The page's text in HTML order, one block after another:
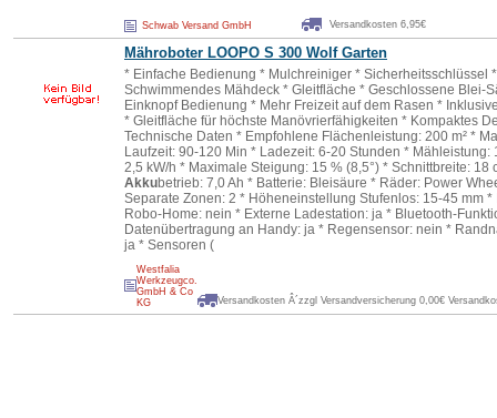
Schwab Versand GmbH Versandkosten 6,95€
Mähroboter LOOPO S 300 Wolf Garten
* Einfache Bedienung * Mulchreiniger * Sicherheitsschlüssel
Schwimmendes Mähdeck * Gleitfläche * Geschlossene Blei-
Einknopf Bedienung * Mehr Freizeit auf dem Rasen *
* Gleitfläche für höchste Manövrierfähigkeiten * Kompaktes
Technische Daten * Empfohlene Flächenleistung: 200 m² *
Laufzeit: 90-120 Min * Ladezeit: 6-20 Stunden * Mähleistung:
2,5 kW/h * Maximale Steigung: 15 % (8,5°) * Schnittbreite: 18
Akkubetrieb: 7,0 Ah * Batterie: Bleisäure * Räder: Power
Separate Zonen: 2 * Höheneinstellung Stufenlos: 15-45 mm
Robo-Home: nein * Externe Ladestation: ja * Bluetooth-
Datenübertragung an Handy: ja * Regensensor: nein *
ja * Sensoren (
Westfalia
Werkzeugco.
GmbH & Co
KG
Versandkosten Â´zzgl Versandversicherung 0,00€